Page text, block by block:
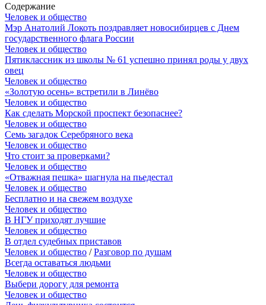
Содержание
Человек и общество
Мэр Анатолий Локоть поздравляет новосибирцев с Днем
государственного флага России
Человек и общество
Пятиклассник из школы № 61 успешно принял роды у двух
овец
Человек и общество
«Золотую осень» встретили в Линёво
Человек и общество
Как сделать Морской проспект безопаснее?
Человек и общество
Семь загадок Серебряного века
Человек и общество
Что стоит за проверками?
Человек и общество
«Отважная пешка» шагнула на пьедестал
Человек и общество
Бесплатно и на свежем воздухе
Человек и общество
В НГУ приходят лучшие
Человек и общество
В отдел судебных приставов
Человек и общество /Разговор по душам
Всегда оставаться людьми
Человек и общество
Выбери дорогу для ремонта
Человек и общество